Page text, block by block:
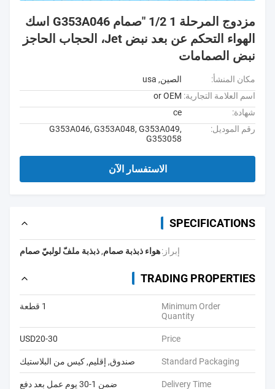
مزدوج المرحلة 1 1/2 "صمام G353A046 اسك
الهواء التحكم عن بعد نبض Jet، الحجاب الحاجز
نبض الصمامات
مكان المنشأ:
الصين, usa
اسم العلامة التجارية: or OEM
شهادة:
ce
رقم الموديل:
G353A046, G353A048, G353A049,
G353058
الاستفسار الآن
SPECIFICATIONS
إبراز:هواء ذبذبة صمام, ذبذبة ملفّ لولبيّ صمام
TRADING PROPERTIES
Minimum Order
Quantity
1 قطعة
Price
USD20-30
Standard Packaging صندوق, إقليم, كيس من البلاستيك
Delivery Time ضمن 1-30 يوم عمل بعد دفع